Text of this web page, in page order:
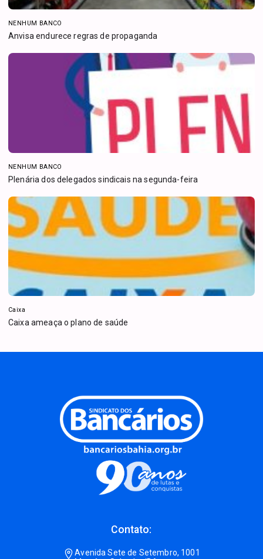
NENHUM BANCO
Anvisa endurece regras de propaganda
NENHUM BANCO
Plenária dos delegados sindicais na segunda-feira
Caixa
Caixa ameaça o plano de saúde
Contato:
Avenida Sete de Setembro, 1001